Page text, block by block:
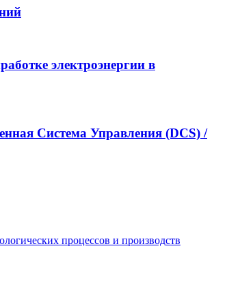
электроэнергии в
Cистема Управления (DCS) /